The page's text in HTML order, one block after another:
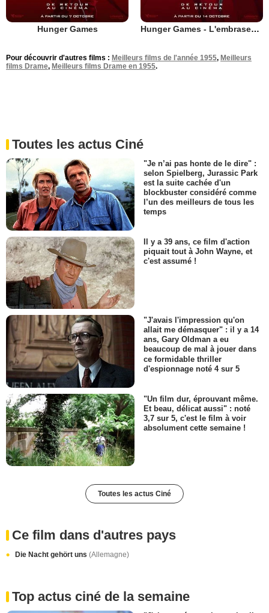
Hunger Games Hunger Games - L'embrasement
Pour découvrir d'autres films : Meilleurs films de l'année 1955, Meilleurs
films Drame, Meilleurs films Drame en 1955.
Toutes les actus Ciné
"Je n’ai pas honte de le dire" :
selon Spielberg, Jurassic Park
est la suite cachée d'un
blockbuster considéré comme
l’un des meilleurs de tous les
temps
Il y a 39 ans, ce film d'action
piquait tout à John Wayne, et
c'est assumé !
"J'avais l'impression qu'on
allait me démasquer" : il y a 14
ans, Gary Oldman a eu
beaucoup de mal à jouer dans
ce formidable thriller
d'espionnage noté 4 sur 5
"Un film dur, éprouvant même.
Et beau, délicat aussi" : noté
3,7 sur 5, c'est le film à voir
absolument cette semaine !
Toutes les actus Ciné
Ce film dans d'autres pays
Die Nacht gehört uns (Allemagne)
Top actus ciné de la semaine